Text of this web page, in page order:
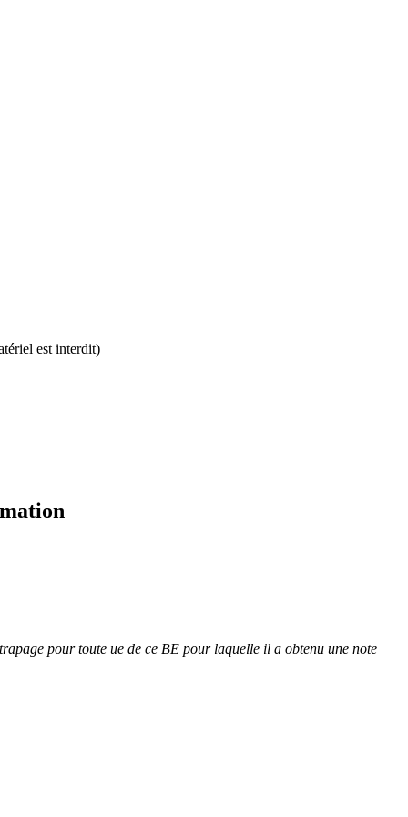
est interdit)
pour toute ue de ce BE pour laquelle il a obtenu une note